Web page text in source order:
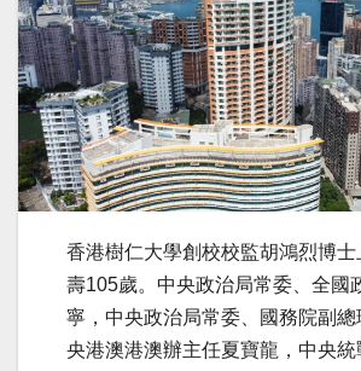
香港樹仁大學創校校監胡鴻烈博
壽105歲。中央政治局常委、全國
寧，中央政治局常委、國務院副總
央港澳港澳辦主任夏寶龍，中央